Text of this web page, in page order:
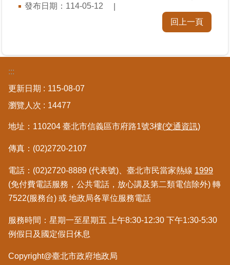
訊
全
策
聯
絡
資
訊
科
室
話
發布日期：114-05-12
回上一頁
:::
更新日期
115-08-07
瀏覽人次
14477
地址：110204 臺北市信義區市府路1號3樓(交通資訊)
傳真：(02)2720-2107
電話：(02)2720-8889 (代表號)、臺北市民當家熱線 1999
(免付費電話服務，公共電話，放心講及第二類電信除外) 轉
7522(服務台) 或 地政局各單位服務電話
服務時間：星期一至星期五 上午8:30-12:30 下午1:30-5:30
例假日及國定假日休息
Copyright@臺北市政府地政局